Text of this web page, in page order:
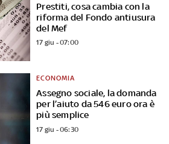
Prestiti, cosa cambia con la
riforma del Fondo antiusura
del Mef
17 giu - 07:00
Assegno sociale, la domanda
per l’aiuto da 546 euro ora è
più semplice
ECONOMIA
17 giu - 06:30